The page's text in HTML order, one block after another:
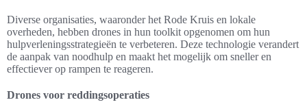
Diverse organisaties, waaronder het Rode Kruis en lokale
overheden, hebben drones in hun toolkit opgenomen om hun
hulpverleningsstrategieën te verbeteren. Deze technologie verandert
de aanpak van noodhulp en maakt het mogelijk om sneller en
effectiever op rampen te reageren.
Drones voor reddingsoperaties